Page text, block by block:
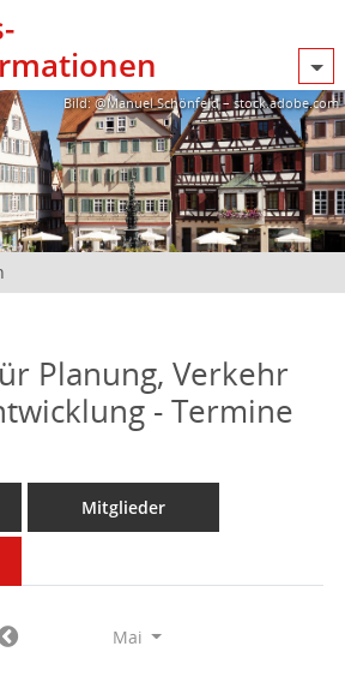
Bild: @Manuel Schönfeld – stock.adobe.com
Planung, Verkehr
- Termine
Mitglieder
Mai